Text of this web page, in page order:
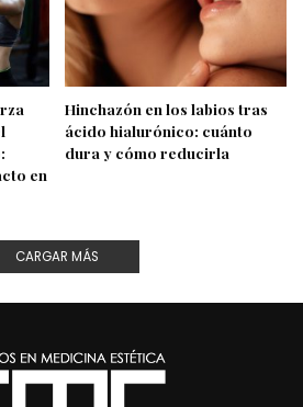
en
Hinchazón en los labios tras
ácido hialurónico: cuánto
dura y cómo reducirla
CARGAR MÁS